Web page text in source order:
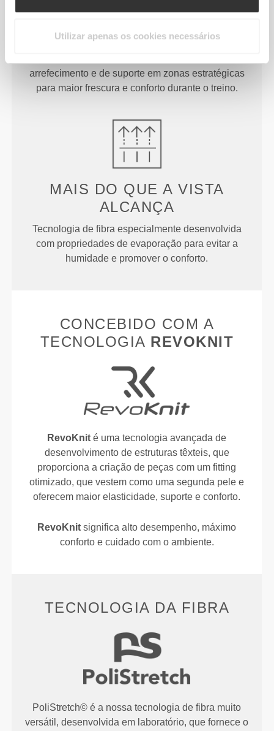
Utilizar apenas os cookies necessários
MUDANÇA
arrefecimento e de suporte em zonas estratégicas
para maior frescura e conforto durante o treino.
MAIS DO QUE A VISTA
ALCANÇA
Tecnologia de fibra especialmente desenvolvida
com propriedades de evaporação para evitar a
humidade e promover o conforto.
CONCEBIDO COM A
TECNOLOGIA REVOKNIT
RevoKnit é uma tecnologia avançada de
desenvolvimento de estruturas têxteis, que
proporciona a criação de peças com um fitting
otimizado, que vestem como uma segunda pele e
oferecem maior elasticidade, suporte e conforto.
RevoKnit significa alto desempenho, máximo
conforto e cuidado com o ambiente.
TECNOLOGIA DA FIBRA
PoliStretch© é a nossa tecnologia de fibra muito
versátil, desenvolvida em laboratório, que fornece o